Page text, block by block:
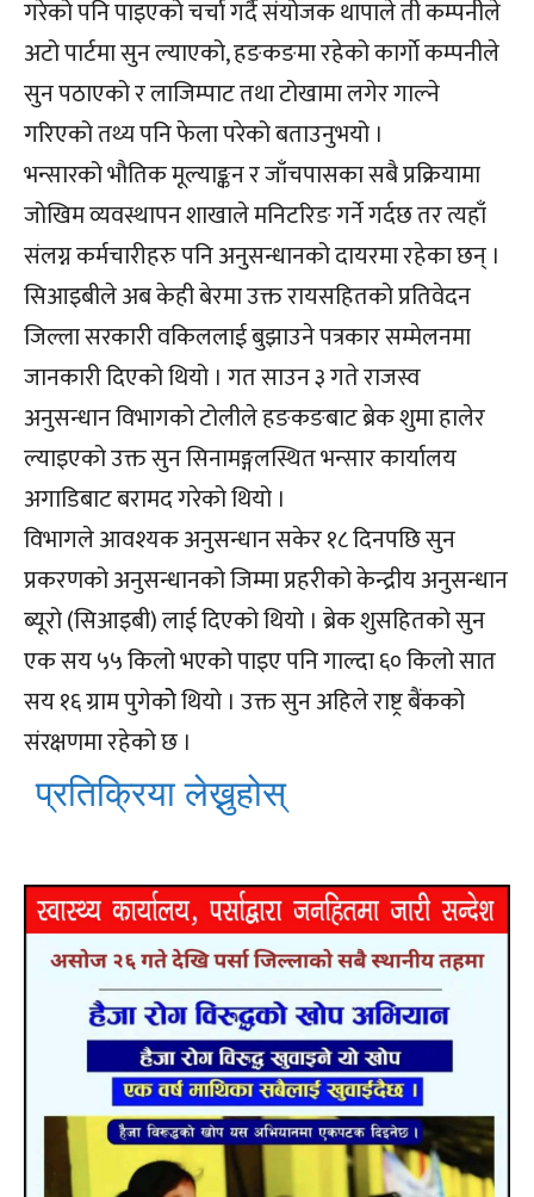
गरेको पनि पाइएको चर्चा गर्दै संयोजक थापाले ती कम्पनीले
अटो पार्टमा सुन ल्याएको, हङकङमा रहेको कार्गाे कम्पनीले
सुन पठाएको र लाजिम्पाट तथा टोखामा लगेर गाल्ने
गरिएको तथ्य पनि फेला परेको बताउनुभयो ।
भन्सारको भौतिक मूल्याङ्कन र जाँचपासका सबै प्रक्रियामा
जोखिम व्यवस्थापन शाखाले मनिटरिङ गर्ने गर्दछ तर त्यहाँ
संलग्न कर्मचारीहरु पनि अनुसन्धानको दायरमा रहेका छन् ।
सिआइबीले अब केही बेरमा उक्त रायसहितको प्रतिवेदन
जिल्ला सरकारी वकिललाई बुझाउने पत्रकार सम्मेलनमा
जानकारी दिएको थियो । गत साउन ३ गते राजस्व
अनुसन्धान विभागको टोलीले हङकङबाट ब्रेक शुमा हालेर
ल्याइएको उक्त सुन सिनामङ्गलस्थित भन्सार कार्यालय
अगाडिबाट बरामद गरेको थियो ।
विभागले आवश्यक अनुसन्धान सकेर १८ दिनपछि सुन
प्रकरणको अनुसन्धानको जिम्मा प्रहरीको केन्द्रीय अनुसन्धान
ब्यूरो (सिआइबी) लाई दिएको थियो । ब्रेक शुसहितको सुन
एक सय ५५ किलो भएको पाइए पनि गाल्दा ६० किलो सात
सय १६ ग्राम पुगेकोे थियो । उक्त सुन अहिले राष्ट्र बैंकको
संरक्षणमा रहेको छ ।
प्रतिक्रिया लेख्नुहोस्